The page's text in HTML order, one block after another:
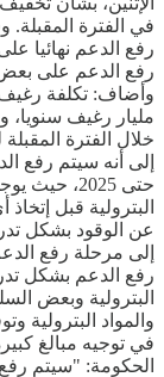
في الفترة
رفع الدعم نهائيا
رفع الدعم على
مليار رغيف
خلال الفترة
إلى أنه سيتم رفع
حتى 2025،
البترولية قبل
عن الوقود بشكل
إلى مرحلة رفع
رفع الدعم بشكل
البترولية وبعض
والمواد البترولية
في توجيه مبالغ
الحكومة: "سيتم